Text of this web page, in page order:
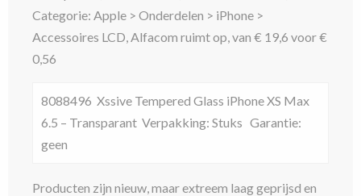
Categorie: Apple > Onderdelen > iPhone >
Accessoires LCD, Alfacom ruimt op, van € 19,6 voor €
0,56
8088496 Xssive Tempered Glass iPhone XS Max
6.5 – Transparant Verpakking: Stuks Garantie:
geen
Producten zijn nieuw, maar extreem laag geprijsd en